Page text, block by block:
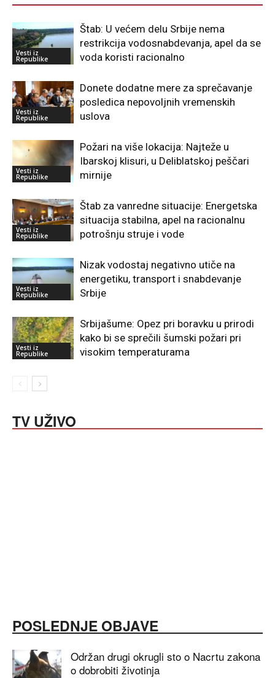
Vesti iz
Republike
Štab: U većem delu Srbije nema
restrikcija vodosnabdevanja, apel da se
voda koristi racionalno
Vesti iz
Republike
Donete dodatne mere za sprečavanje
posledica nepovoljnih vremenskih
uslova
Vesti iz
Republike
Požari na više lokacija: Najteže u
Ibarskoj klisuri, u Deliblatskoj peščari
mirnije
Vesti iz
Republike
Štab za vanredne situacije: Energetska
situacija stabilna, apel na racionalnu
potrošnju struje i vode
Vesti iz
Republike
Nizak vodostaj negativno utiče na
energetiku, transport i snabdevanje
Srbije
Vesti iz
Republike
Srbijašume: Opez pri boravku u prirodi
kako bi se sprečili šumski požari pri
visokim temperaturama
TV UŽIVO
POSLEDNJE OBJAVE
Održan drugi okrugli sto o Nacrtu zakona
o dobrobiti životinja